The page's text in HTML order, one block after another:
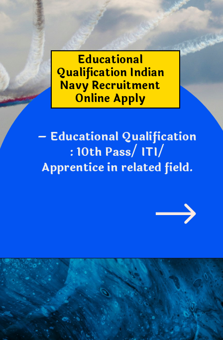
Educational
Qualification Indian
Navy Recruitment
Online Apply
– Educational Qualification
: 10th Pass/ ITI/
Apprentice in related field.